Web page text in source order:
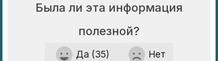
Была ли эта информация
полезной?
Да (35) Нет